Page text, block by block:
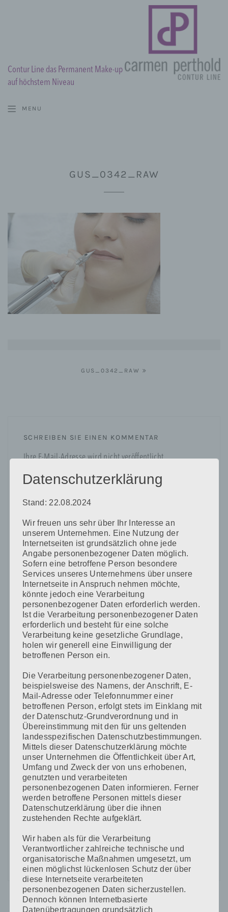
Contur Line das Permanent Make-up
auf höchstem Niveau
MENU
GUS_0342_RAW
BeitragsnavigationGUS_0342_RAW
SCHREIBEN SIE EINEN KOMMENTAR
Ihre E-Mail-Adresse wird nicht veröffentlicht.
Name*
E-Mail-Adresse*
Name, E-Mail-Adresse und Website in diesem Browser
für meinen nächsten Kommentar speichern.
CAPTCHA Code
Datenschutzerklärung
Stand: 22.08.2024
Wir freuen uns sehr über Ihr Interesse an
unserem Unternehmen. Eine Nutzung der
Internetseiten ist grundsätzlich ohne jede
Angabe personenbezogener Daten möglich.
Sofern eine betroffene Person besondere
Services unseres Unternehmens über unsere
Internetseite in Anspruch nehmen möchte,
könnte jedoch eine Verarbeitung
personenbezogener Daten erforderlich werden.
Ist die Verarbeitung personenbezogener Daten
erforderlich und besteht für eine solche
Verarbeitung keine gesetzliche Grundlage,
holen wir generell eine Einwilligung der
betroffenen Person ein.
Die Verarbeitung personenbezogener Daten,
beispielsweise des Namens, der Anschrift, E-
Mail-Adresse oder Telefonnummer einer
betroffenen Person, erfolgt stets im Einklang mit
der Datenschutz-Grundverordnung und in
Übereinstimmung mit den für uns geltenden
landesspezifischen Datenschutzbestimmungen.
Mittels dieser Datenschutzerklärung möchte
unser Unternehmen die Öffentlichkeit über Art,
Umfang und Zweck der von uns erhobenen,
genutzten und verarbeiteten
personenbezogenen Daten informieren. Ferner
werden betroffene Personen mittels dieser
Datenschutzerklärung über die ihnen
zustehenden Rechte aufgeklärt.
Wir haben als für die Verarbeitung
Verantwortlicher zahlreiche technische und
organisatorische Maßnahmen umgesetzt, um
einen möglichst lückenlosen Schutz der über
diese Internetseite verarbeiteten
personenbezogenen Daten sicherzustellen.
Dennoch können Internetbasierte
Datenübertragungen grundsätzlich